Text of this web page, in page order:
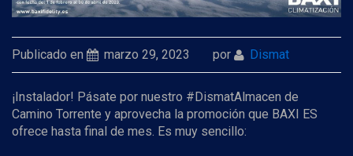
Publicado en marzo 29, 2023 por Dismat
¡Instalador! Pásate por nuestro #DismatAlmacen de
Camino Torrente y aprovecha la promoción que BAXI ES
ofrece hasta final de mes. Es muy sencillo: